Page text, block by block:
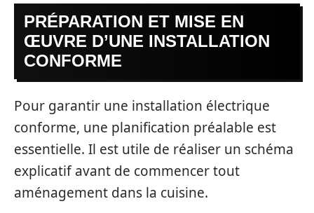
PRÉPARATION ET MISE EN
ŒUVRE D’UNE INSTALLATION
CONFORME
Pour garantir une installation électrique
conforme, une planification préalable est
essentielle. Il est utile de réaliser un schéma
explicatif avant de commencer tout
aménagement dans la cuisine.